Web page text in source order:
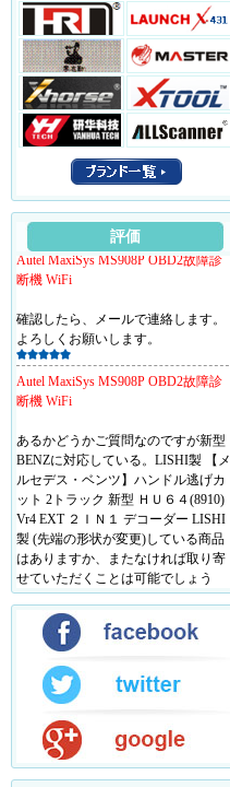
評価
断機 WiFi
追跡番号はそちらのメールに送りま
した。ご確認ください。 よろしくお
願いします。
Autel MaxiSys MS908P OBD2故障診
断機 WiFi
がいつ届きますか？
Autel MaxiSys MS908P OBD2故障診
断機 WiFi
確認したら、メールで連絡します。
よろしくお願いします。
Autel MaxiSys MS908P OBD2故障診
断機 WiFi
あるかどうかご質問なのですが新型
BENZに対応している。LISHI製 【メ
ルセデス・ベンツ】ハンドル逃げカ
ット 2トラック 新型 ＨＵ６４(8910)
Vr4 EXT ２ＩＮ１ デコーダー LISHI
製 (先端の形状が変更)している商品
はありますか、またなければ取り寄
せていただくことは可能でしょう
か？回答お願いします。
Autel MaxiSys MS908P OBD2故障診
断機 WiFi
追跡番号はそちらのメールに送りま
願いします。